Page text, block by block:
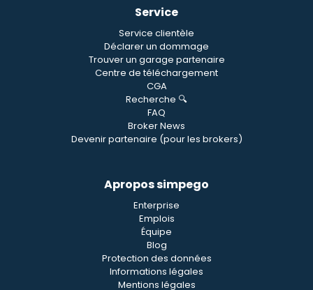
Service
Service clientèle
Déclarer un dommage
Trouver un garage partenaire
Centre de téléchargement
CGA
Recherche 🔍
FAQ
Broker News
Devenir partenaire (pour les brokers)
Apropos simpego
Enterprise
Emplois
Équipe
Blog
Protection des données
Informations légales
Mentions légales